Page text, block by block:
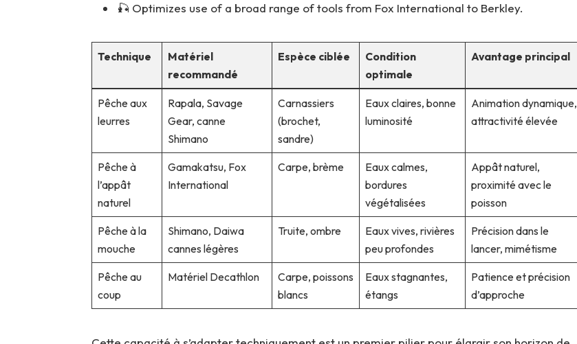
🎣 Optimizes use of a broad range of tools from Fox International to Berkley.
Technique
Matériel
recommandé
Espèce ciblée
Condition
optimale
Avantage principal
Pêche aux
leurres
Rapala, Savage
Gear, canne
Shimano
Carnassiers
(brochet,
sandre)
Eaux claires, bonne
luminosité
Animation dynamique,
attractivité élevée
Pêche à
l’appât
naturel
Gamakatsu, Fox
International
Carpe, brème
Eaux calmes,
bordures
végétalisées
Appât naturel,
proximité avec le
poisson
Pêche à la
mouche
Shimano, Daiwa
cannes légères
Truite, ombre
Eaux vives, rivières
peu profondes
Précision dans le
lancer, mimétisme
Pêche au
coup
Matériel Decathlon
Carpe, poissons
blancs
Eaux stagnantes,
étangs
Patience et précision
d’approche